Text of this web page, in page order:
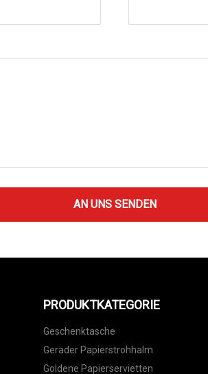
AN UNS SENDEN
PRODUKTKATEGORIE
Geschenktasche
Gerader Papierstrohhalm
Goldene Papierservietten